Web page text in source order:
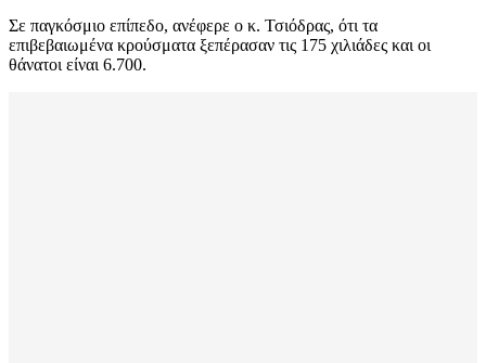
Σε παγκόσμιο επίπεδο, ανέφερε ο κ. Τσιόδρας, ότι τα
επιβεβαιωμένα κρούσματα ξεπέρασαν τις 175 χιλιάδες και οι
θάνατοι είναι 6.700.